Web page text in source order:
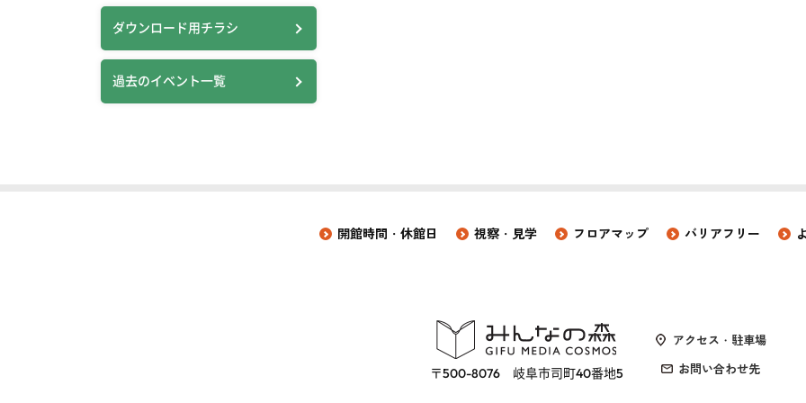
ダウンロード用チラシ
過去のイベント一覧
開館時間・休館日 視察・見学 フロアマップ バリアフリー
〒500-8076 岐阜市司町40番地5
アクセス・駐車場
お問い合わせ先